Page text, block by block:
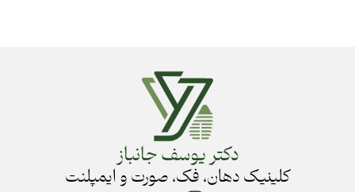
دکتر یوسف جانباز
کلینیک دهان، فک، صورت و ایمپلنت